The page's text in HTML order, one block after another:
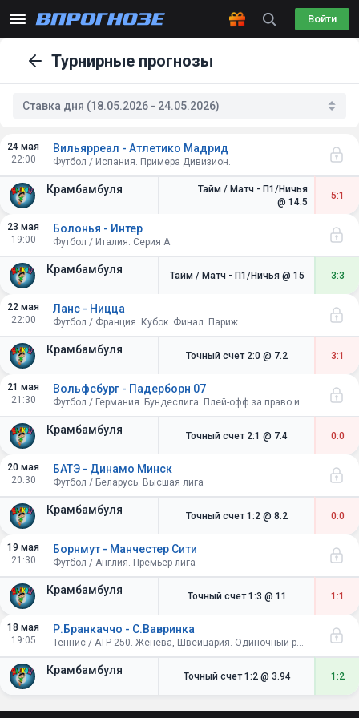
Войти
Турнирные прогнозы
Ставка дня (18.05.2026 - 24.05.2026)
24 мая
22:00
Крамбамбуля
Вильярреал - Атлетико Мадрид
Футбол / Испания. Примера Дивизион.
Тайм / Матч - П1/Ничья
@ 14.5
5:1
23 мая
19:00
Крамбамбуля
Болонья - Интер
Футбол / Италия. Серия A
Тайм / Матч - П1/Ничья @ 15 3:3
22 мая
22:00
Крамбамбуля
Ланс - Ницца
Футбол / Франция. Кубок. Финал. Париж
Точный счет 2:0 @ 7.2 3:1
21 мая
21:30
Крамбамбуля
Вольфсбург - Падерборн 07
Футбол / Германия. Бундеслига. Плей-офф за право играть в Бундеслиге. Первый матч
Точный счет 2:1 @ 7.4 0:0
20 мая
20:30
Крамбамбуля
БАТЭ - Динамо Минск
Футбол / Беларусь. Высшая лига
Точный счет 1:2 @ 8.2 0:0
19 мая
21:30
Крамбамбуля
Борнмут - Манчестер Сити
Футбол / Англия. Премьер-лига
Точный счет 1:3 @ 11 1:1
18 мая
19:05
Крамбамбуля
Р.Бранкаччо - С.Вавринка
Теннис / ATP 250. Женева, Швейцария. Одиночный разряд. 1/16 финала
Точный счет 1:2 @ 3.94 1:2